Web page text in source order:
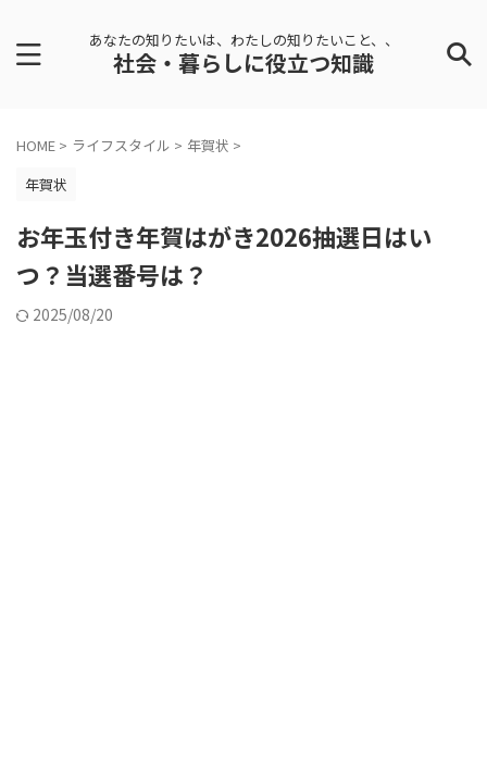
あなたの知りたいは、わたしの知りたいこと、、
社会・暮らしに役立つ知識
HOME > ライフスタイル > 年賀状 >
年賀状
お年玉付き年賀はがき2026抽選日はい
つ？当選番号は？
2025/08/20